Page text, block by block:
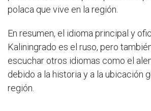
polaca que vive en la región.
En resumen, el idioma principal y
Kaliningrado es el ruso, pero
escuchar otros idiomas como el
debido a la historia y a la ubicación
región.